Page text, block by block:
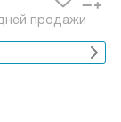
продажи